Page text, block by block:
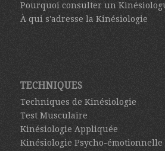
Pourquoi consulter un
À qui s'adresse la Kinésiologie
TECHNIQUES
Techniques de Kinésiologie
Test Musculaire
Kinésiologie Appliquée
Kinésiologie Psycho-émotionnelle